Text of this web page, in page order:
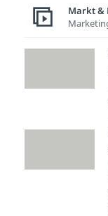
Markt &